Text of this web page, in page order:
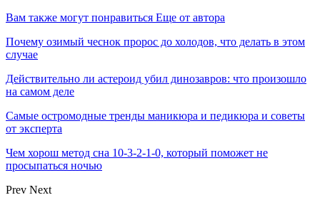
Вам также могут понравиться Еще от автора
Почему озимый чеснок пророс до холодов, что делать в этом
случае
Действительно ли астероид убил динозавров: что произошло
на самом деле
Самые остромодные тренды маникюра и педикюра и советы
от эксперта
Чем хорош метод сна 10-3-2-1-0, который поможет не
просыпаться ночью
Prev Next